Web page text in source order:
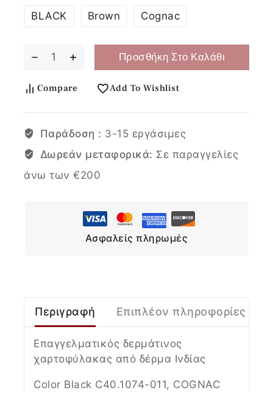
BLACK
Brown Cognac
Προσθήκη Στο Καλάθι
Compare Add To Wishlist
Παράδοση : 3-15 εργάσιμες
Δωρεάν μεταφορικά: Σε παραγγελίες
άνω των €200
Ασφαλείς πληρωμές
Περιγραφή Επιπλέον πληροφορίες
Επαγγελματικός δερμάτινος
χαρτοφύλακας από δέρμα Ινδίας
Color Black C40.1074-011, COGNAC